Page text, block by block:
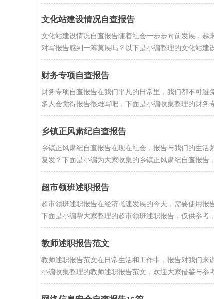
文化站建设情况自查报告
文化站建设情况自查报告随着社会一步步向前发展，
对写报告感到一筹莫展吗？以下是小编整理的文化站建
财务专项自查报告
财务专项自查报告在我们平凡的日常里，我们都不可
多人会觉得报告很难写吧，下面是小编收集整理的财务
乡镇正风肃纪自查报告
乡镇正风肃纪自查报告在现在社会，报告与我们的生
复发？下面是小编为大家收集的乡镇正风肃纪自查报告
超市领班述职报告
超市领班述职报告在经济飞速发展的今天，需要使用
下面是小编帮大家整理的超市领班述职报告，仅供参考
教师述职报告范文
教师述职报告范文在日常生活和工作中，报告对我们
小编收集整理的教师述职报告范文，欢迎大家借鉴与参